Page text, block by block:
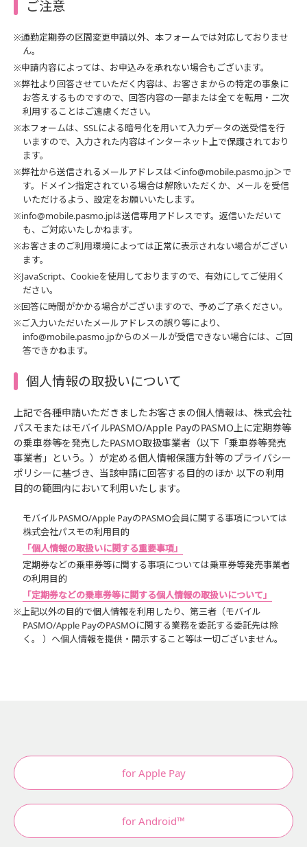
ご注意
※通勤定期券の区間変更申請以外、本フォームでは対応しておりませ
ん。
※申請内容によっては、お申込みを承れない場合もございます。
※弊社より回答させていただく内容は、お客さまからの特定の事象に
お答えするものですので、回答内容の一部または全てを転用・二次
利用することはご遠慮ください。
※本フォームは、SSLによる暗号化を用いて入力データの送受信を行
いますので、入力された内容はインターネット上で保護されており
ます。
※弊社から送信されるメールアドレスは＜info@mobile.pasmo.jp＞で
す。ドメイン指定されている場合は解除いただくか、メールを受信
いただけるよう、設定をお願いいたします。
※info@mobile.pasmo.jpは送信専用アドレスです。返信いただいて
も、ご対応いたしかねます。
※お客さまのご利用環境によっては正常に表示されない場合がござい
ます。
※JavaScript、Cookieを使用しておりますので、有効にしてご使用く
ださい。
※回答に時間がかかる場合がございますので、予めご了承ください。
※ご入力いただいたメールアドレスの誤り等により、
info@mobile.pasmo.jpからのメールが受信できない場合には、ご回
答できかねます。
個人情報の取扱いについて
上記で各種申請いただきましたお客さまの個人情報は、株式会社
パスモまたはモバイルPASMO/Apple PayのPASMO上に定期券等
の乗車券等を発売したPASMO取扱事業者（以下「乗車券等発売
事業者」という。）が定める個人情報保護方針等のプライバシー
ポリシーに基づき、当該申請に回答する目的のほか 以下の利用
目的の範囲内において利用いたします。
モバイルPASMO/Apple PayのPASMO会員に関する事項については
株式会社パスモの利用目的
「個人情報の取扱いに関する重要事項」
定期券などの乗車券等に関する事項については乗車券等発売事業者
の利用目的
「定期券などの乗車券等に関する個人情報の取扱いについて」
※上記以外の目的で個人情報を利用したり、第三者（モバイル
PASMO/Apple PayのPASMOに関する業務を委託する委託先は除
く。 ）へ個人情報を提供・開示すること等は一切ございません。
for Apple Pay
for Android™